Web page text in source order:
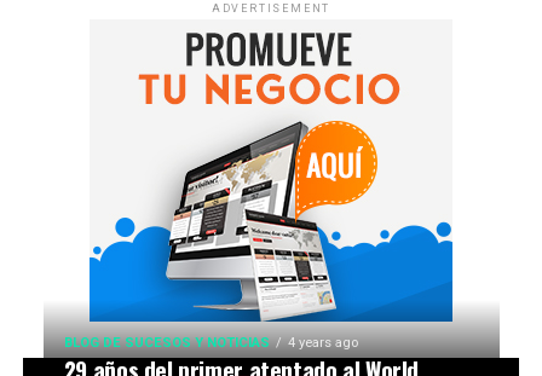
ADVERTISEMENT
BLOG DE SUCESOS Y NOTICIAS 4 years ago